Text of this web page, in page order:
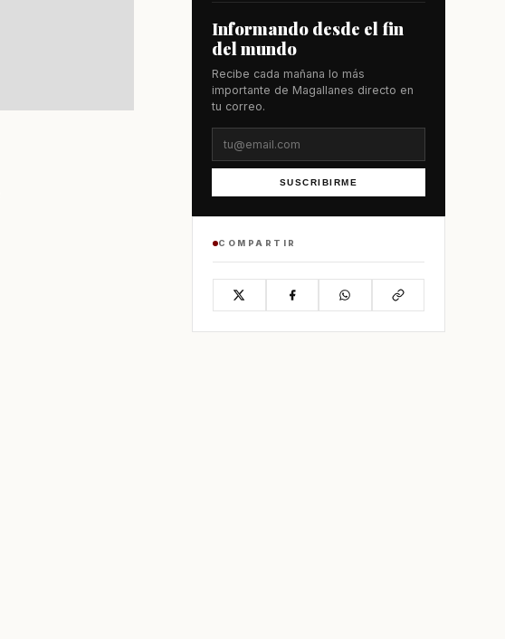
Informando desde el fin
del mundo
Recibe cada mañana lo más
importante de Magallanes directo en
tu correo.
SUSCRIBIRME
COMPARTIR